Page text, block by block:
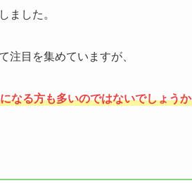
ました。
注目を集めていますが、
なる方も多いのではないでしょうか